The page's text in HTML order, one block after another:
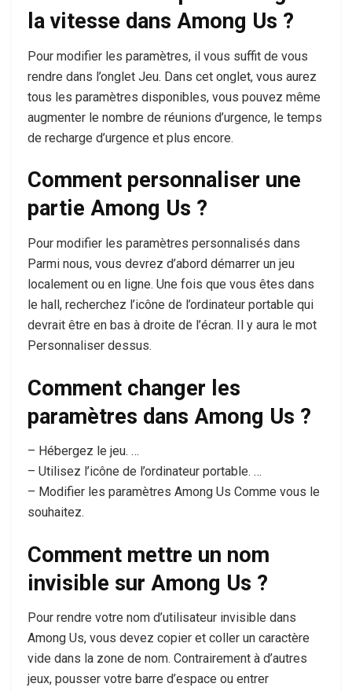
la vitesse dans Among Us ?
Pour modifier les paramètres, il vous suffit de vous
rendre dans l’onglet Jeu. Dans cet onglet, vous aurez
tous les paramètres disponibles, vous pouvez même
augmenter le nombre de réunions d’urgence, le temps
de recharge d’urgence et plus encore.
Comment personnaliser une
partie Among Us ?
Pour modifier les paramètres personnalisés dans
Parmi nous, vous devrez d’abord démarrer un jeu
localement ou en ligne. Une fois que vous êtes dans
le hall, recherchez l’icône de l’ordinateur portable qui
devrait être en bas à droite de l’écran. Il y aura le mot
Personnaliser dessus.
Comment changer les
paramètres dans Among Us ?
– Hébergez le jeu. …
– Utilisez l’icône de l’ordinateur portable. …
– Modifier les paramètres Among Us Comme vous le
souhaitez.
Comment mettre un nom
invisible sur Among Us ?
Pour rendre votre nom d’utilisateur invisible dans
Among Us, vous devez copier et coller un caractère
vide dans la zone de nom. Contrairement à d’autres
jeux, pousser votre barre d’espace ou entrer